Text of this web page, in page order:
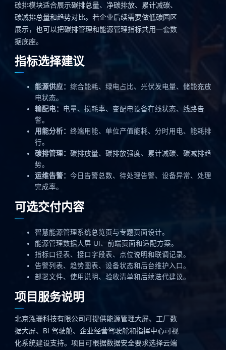
碳排模块适合展示碳排总量、净碳排放、累计减碳、
碳减排总量和趋势对比。若企业后续需要做低碳园区
展示，也可以把碳排管理和能源管理指标共用一套数
据底座。
指标选择建议
能源供应： 综合能耗、绿电占比、光伏发电量、储能充放
电状态。
输配电： 电量、损耗率、变配电设备在线状态、线路告
警。
用能分析： 终端用能、单位产值能耗、分时用电、能耗排
行。
碳排管理： 碳排放量、碳排放强度、累计减碳、碳减排趋
势。
运维告警： 今日告警总数、待处理告警、设备异常、处理
完成率。
可选交付内容
智慧能源管理系统总览页与专题页面设计。
能源管理数据大屏 UI、前端页面和适配方案。
指标口径表、接口字段表、点位说明和联调记录。
告警列表、趋势图表、设备状态和后台维护入口。
部署文件、使用说明、验收清单和后续迭代建议。
项目服务说明
北京泓珊科技有限公司可提供能源管理大屏、工厂数
据大屏、BI 驾驶舱、企业经营驾驶舱和指挥中心可视
化系统建设支持。项目可根据数据安全要求选择云端